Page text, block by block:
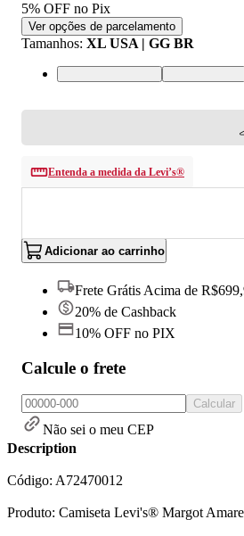
5% OFF no Pix
Ver opções de parcelamento
Tamanhos: XL USA | GG BR
XL USA | GG BRL USA | G
Entenda a medida da Levi’s®
Adicionar ao carrinho
Frete Grátis Acima de
20% de Cashback
10% OFF no PIX
Calcule o frete
Calcular
Não sei o meu CEP
Description
Código: A72470012
Produto: Camiseta Levi's® Margot